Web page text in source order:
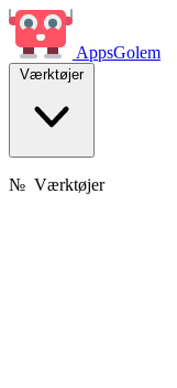
AppsGolem
Værktøjer
№ Værktøjer